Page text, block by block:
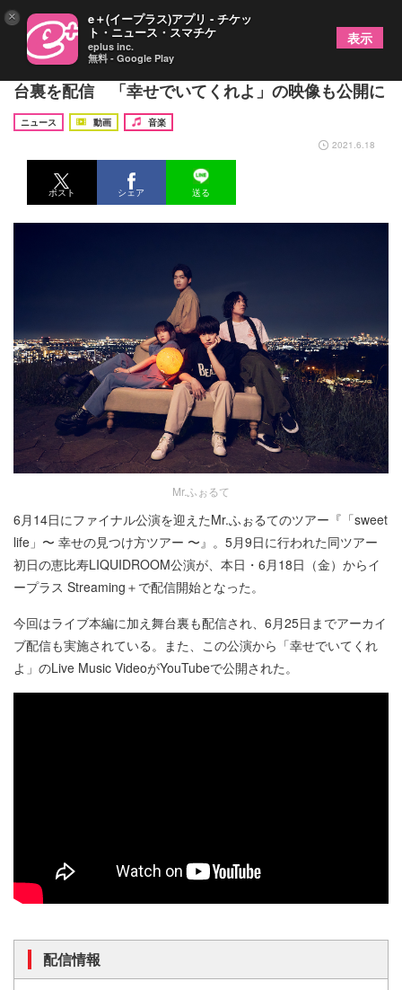
Mr.ふぉるて、ツアー初日・LIQUIDROOM公演＆舞
台裏を配信 「幸せでいてくれよ」の映像も公開に
ニュース 動画
音楽
2021.6.18
ポスト シェア 送る
Mr.ふぉるて
6月14日にファイナル公演を迎えたMr.ふぉるてのツアー『「sweet
life」〜 幸せの見つけ方ツアー 〜』。5月9日に行われた同ツアー
初日の恵比寿LIQUIDROOM公演が、本日・6月18日（金）からイ
ープラス Streaming＋で配信開始となった。
今回はライブ本編に加え舞台裏も配信され、6月25日までアーカイ
ブ配信も実施されている。また、この公演から「幸せでいてくれ
よ」のLive Music VideoがYouTubeで公開された。
配信情報
× e＋(イープラス)アプリ - チケッ
ト・ニュース・スマチケ
eplus inc.
無料 - Google Play
表示